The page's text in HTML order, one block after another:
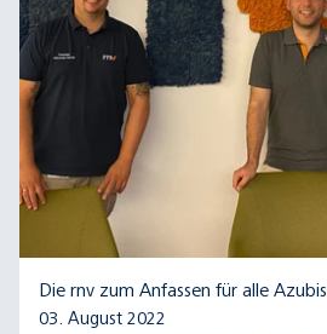
Die rnv zum Anfassen für alle Azubis
03. August 2022